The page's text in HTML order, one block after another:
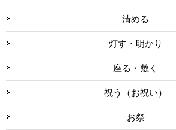
清める
灯す・明かり
座る・敷く
祝う（お祝い）
お祭